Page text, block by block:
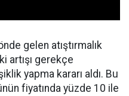
gelen atıştırmalık
artışı gerekçe
yapma kararı aldı. Bu
fiyatında yüzde 10 ile